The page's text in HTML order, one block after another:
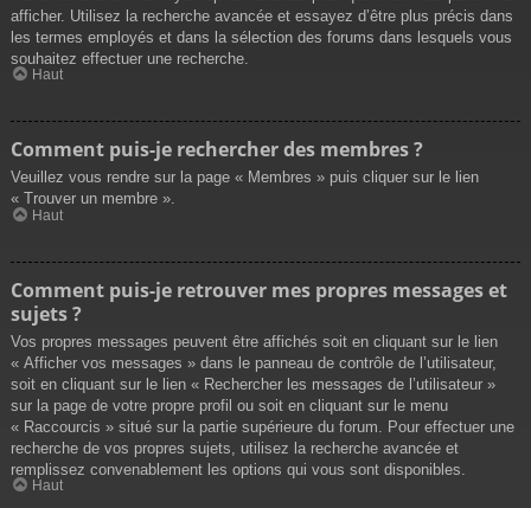
afficher. Utilisez la recherche avancée et essayez d’être plus précis dans
les termes employés et dans la sélection des forums dans lesquels vous
souhaitez effectuer une recherche.
Haut
Comment puis-je rechercher des membres ?
Veuillez vous rendre sur la page « Membres » puis cliquer sur le lien
« Trouver un membre ».
Haut
Comment puis-je retrouver mes propres messages et
sujets ?
Vos propres messages peuvent être affichés soit en cliquant sur le lien
« Afficher vos messages » dans le panneau de contrôle de l’utilisateur,
soit en cliquant sur le lien « Rechercher les messages de l’utilisateur »
sur la page de votre propre profil ou soit en cliquant sur le menu
« Raccourcis » situé sur la partie supérieure du forum. Pour effectuer une
recherche de vos propres sujets, utilisez la recherche avancée et
remplissez convenablement les options qui vous sont disponibles.
Haut